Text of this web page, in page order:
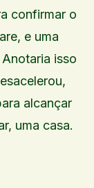
confirmar o
e uma
isso
alcançar
uma casa.